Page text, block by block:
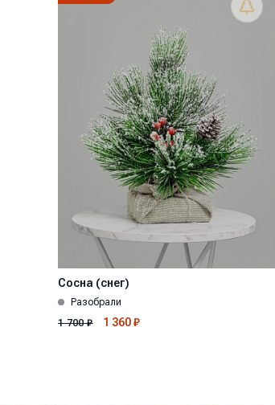
Сосна (снег)
Разобрали
1 700₽ 1 360₽